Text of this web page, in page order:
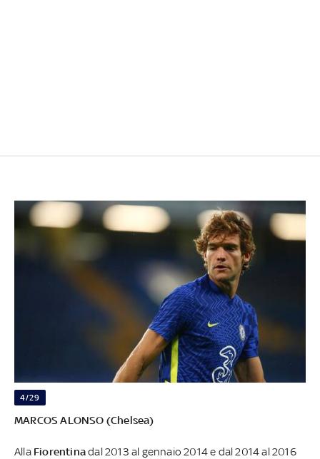
4/29
MARCOS ALONSO (Chelsea)
Alla Fiorentinadal 2013 al gennaio 2014 e dal 2014 al 2016